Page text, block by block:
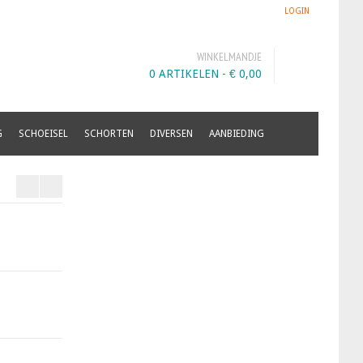
LOGIN
WINKELMANDJE
0 ARTIKELEN - €0,00
SCHOEISEL SCHORTEN DIVERSEN AANBIEDING